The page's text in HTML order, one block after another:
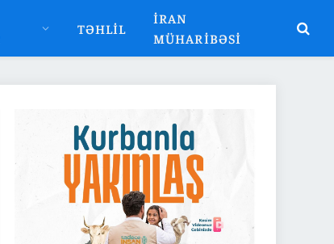
TƏHLIL
İRAN
MÜHARIBƏSI